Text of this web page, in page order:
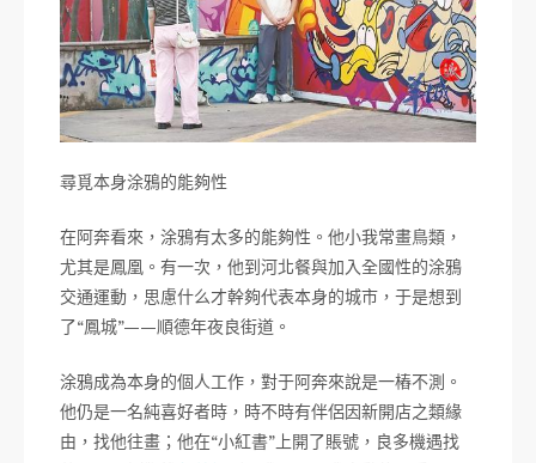
尋覓本身涂鴉的能夠性
在阿奔看來，涂鴉有太多的能夠性。他小我常畫鳥類，
尤其是鳳凰。有一次，他到河北餐與加入全國性的涂鴉
交通運動，思慮什么才幹夠代表本身的城市，于是想到
了“鳳城”——順德年夜良街道。
涂鴉成為本身的個人工作，對于阿奔來說是一樁不測。
他仍是一名純喜好者時，時不時有伴侶因新開店之類緣
由，找他往畫；他在“小紅書”上開了賬號，良多機遇找